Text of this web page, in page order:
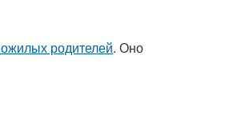
родителей. Оно